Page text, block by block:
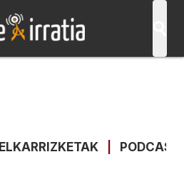
ELKARRIZKETAK